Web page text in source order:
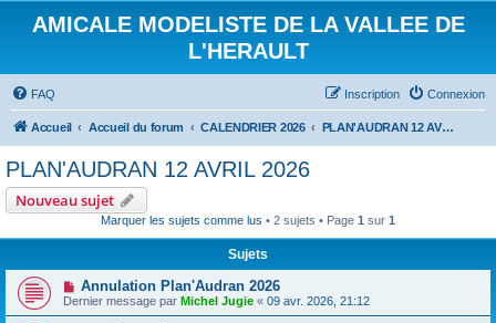
AMICALE MODELISTE DE LA VALLEE DE
L'HERAULT
FAQ Connexion
Inscription
Accueil Accueil du forum CALENDRIER 2026 PLAN'AUDRAN 12 AVRIL 2026
PLAN'AUDRAN 12 AVRIL 2026
Nouveau sujet
Marquer les sujets comme lus • 2 sujets • Page 1 sur 1
Sujets
Annulation Plan'Audran 2026
Dernier message par Michel Jugie « 09 avr. 2026, 21:12